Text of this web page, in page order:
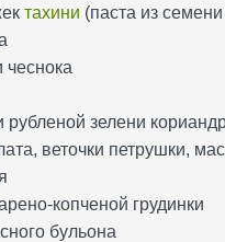
тахини (паста из
чеснока
рубленой зелени
веточки петрушки,
копченой грудинки
бульона